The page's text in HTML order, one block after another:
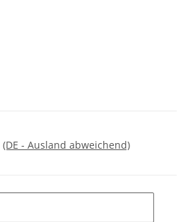
(DE - Ausland abweichend)